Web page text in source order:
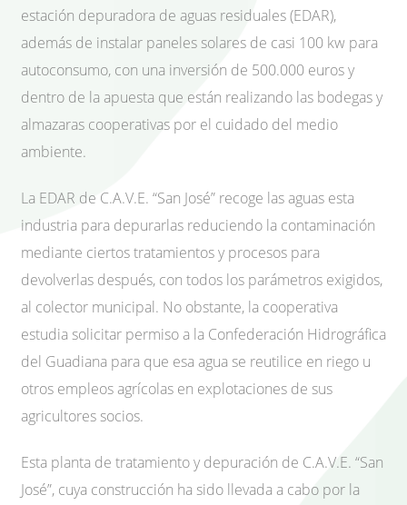
estación depuradora de aguas residuales (EDAR),
además de instalar paneles solares de casi 100 kw para
autoconsumo, con una inversión de 500.000 euros y
dentro de la apuesta que están realizando las bodegas y
almazaras cooperativas por el cuidado del medio
ambiente.
La EDAR de C.A.V.E. “San José” recoge las aguas esta
industria para depurarlas reduciendo la contaminación
mediante ciertos tratamientos y procesos para
devolverlas después, con todos los parámetros exigidos,
al colector municipal. No obstante, la cooperativa
estudia solicitar permiso a la Confederación Hidrográfica
del Guadiana para que esa agua se reutilice en riego u
otros empleos agrícolas en explotaciones de sus
agricultores socios.
Esta planta de tratamiento y depuración de C.A.V.E. “San
José”, cuya construcción ha sido llevada a cabo por la